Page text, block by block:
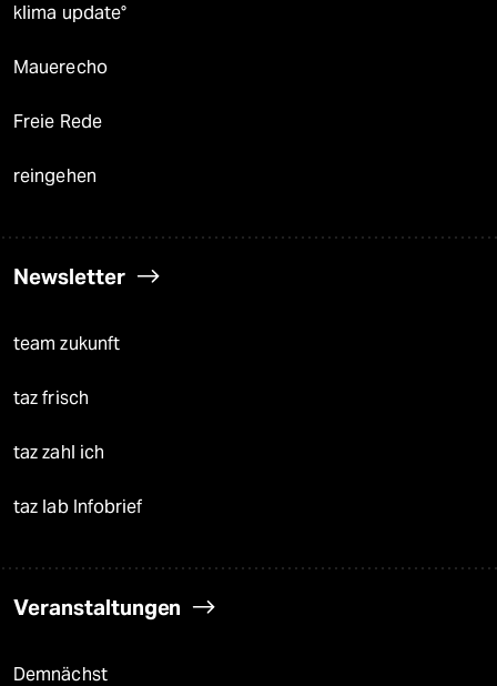
klima update°
Mauerecho
Freie Rede
reingehen
Newsletter
team zukunft
taz frisch
taz zahl ich
taz lab Infobrief
Veranstaltungen
Demnächst